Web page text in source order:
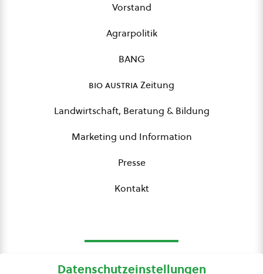
Vorstand
Agrarpolitik
BANG
bio austriaZeitung
Landwirtschaft, Beratung & Bildung
Marketing und Information
Presse
Kontakt
Datenschutzeinstellungen